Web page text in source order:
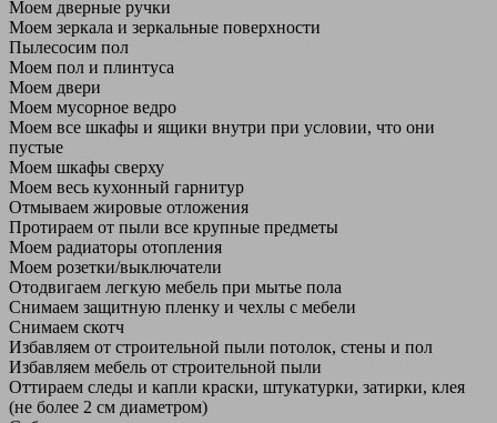
Моем дверные ручки
Моем зеркала и зеркальные поверхности
Пылесосим пол
Моем пол и плинтуса
Моем двери
Моем мусорное ведро
Моем все шкафы и ящики внутри при условии, что они
пустые
Моем шкафы сверху
Моем весь кухонный гарнитур
Отмываем жировые отложения
Протираем от пыли все крупные предметы
Моем радиаторы отопления
Моем розетки/выключатели
Отодвигаем легкую мебель при мытье пола
Снимаем защитную пленку и чехлы с мебели
Снимаем скотч
Избавляем от строительной пыли потолок, стены и пол
Избавляем мебель от строительной пыли
Оттираем следы и капли краски, штукатурки, затирки, клея
(не более 2 см диаметром)